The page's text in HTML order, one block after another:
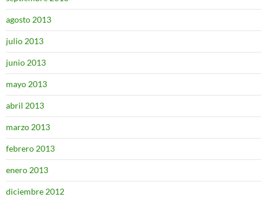
agosto 2013
julio 2013
junio 2013
mayo 2013
abril 2013
marzo 2013
febrero 2013
enero 2013
diciembre 2012